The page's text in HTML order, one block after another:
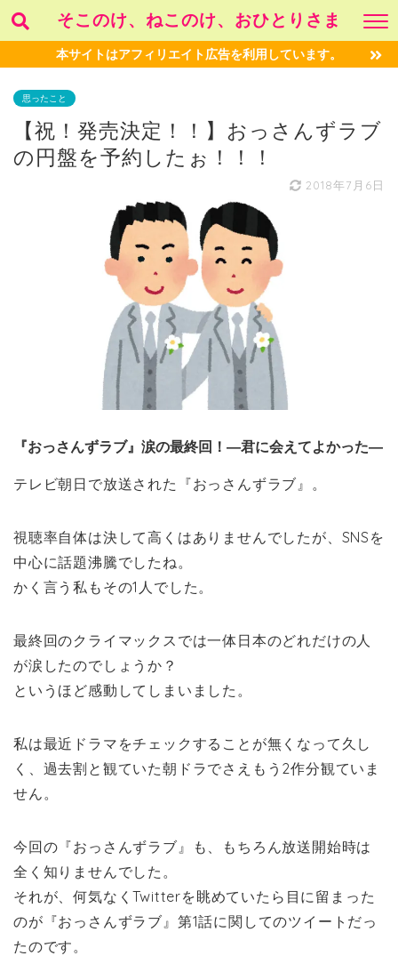
そこのけ、ねこのけ、おひとりさま
本サイトはアフィリエイト広告を利用しています。
思ったこと
【祝！発売決定！！】おっさんずラブ
の円盤を予約したぉ！！！
2018年7月6日
『おっさんずラブ』涙の最終回！―君に会えてよかった―
テレビ朝日で放送された『おっさんずラブ』。
視聴率自体は決して高くはありませんでしたが、SNSを
中心に話題沸騰でしたね。
かく言う私もその1人でした。
最終回のクライマックスでは一体日本のどれだけの人
が涙したのでしょうか？
というほど感動してしまいました。
私は最近ドラマをチェックすることが無くなって久し
く、過去割と観ていた朝ドラでさえもう2作分観ていま
せん。
今回の『おっさんずラブ』も、もちろん放送開始時は
全く知りませんでした。
それが、何気なくTwitterを眺めていたら目に留まった
のが『おっさんずラブ』第1話に関してのツイートだっ
たのです。